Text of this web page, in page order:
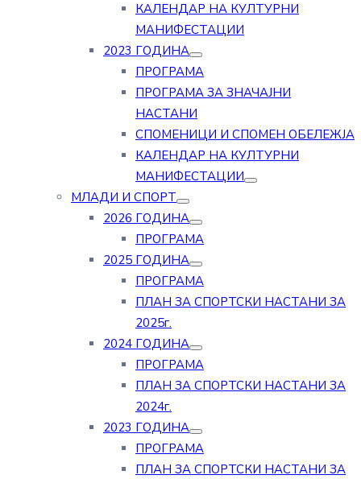
КАЛЕНДАР НА КУЛТУРНИ
МАНИФЕСТАЦИИ
2023 ГОДИНА
ПРОГРАМА
ПРОГРАМА ЗА ЗНАЧАЈНИ
НАСТАНИ
СПОМЕНИЦИ И СПОМЕН ОБЕЛЕЖЈА
КАЛЕНДАР НА КУЛТУРНИ
МАНИФЕСТАЦИИ
МЛАДИ И СПОРТ
2026 ГОДИНА
ПРОГРАМА
2025 ГОДИНА
ПРОГРАМА
ПЛАН ЗА СПОРТСКИ НАСТАНИ ЗА
2025г.
2024 ГОДИНА
ПРОГРАМА
ПЛАН ЗА СПОРТСКИ НАСТАНИ ЗА
2024г.
2023 ГОДИНА
ПРОГРАМА
ПЛАН ЗА СПОРТСКИ НАСТАНИ ЗА